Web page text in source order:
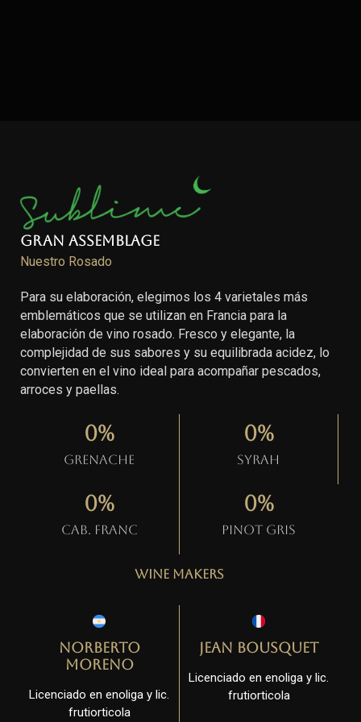
Gran Assemblage
Nuestro Rosado
Para su elaboración, elegimos los 4 varietales más
emblemáticos que se utilizan en Francia para la
elaboración de vino rosado. Fresco y elegante, la
complejidad de sus sabores y su equilibrada acidez, lo
convierten en el vino ideal para acompañar pescados,
arroces y paellas.
Grenache
0%
Syrah
0%
Cab. Franc
0%
Pinot gris
0%
Wine Makers
Norberto
Moreno
Licenciado en enoliga y lic.
frutiorticola
Jean Bousquet
Licenciado en enoliga y lic.
frutiorticola